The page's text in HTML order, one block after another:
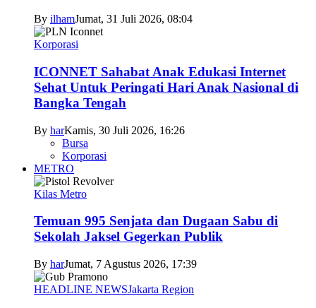
By ilhamJumat, 31 Juli 2026, 08:04
Korporasi
ICONNET Sahabat Anak Edukasi Internet
Sehat Untuk Peringati Hari Anak Nasional di
Bangka Tengah
By harKamis, 30 Juli 2026, 16:26
Bursa
Korporasi
METRO
Kilas Metro
Temuan 995 Senjata dan Dugaan Sabu di
Sekolah Jaksel Gegerkan Publik
By harJumat, 7 Agustus 2026, 17:39
HEADLINE NEWSJakarta Region